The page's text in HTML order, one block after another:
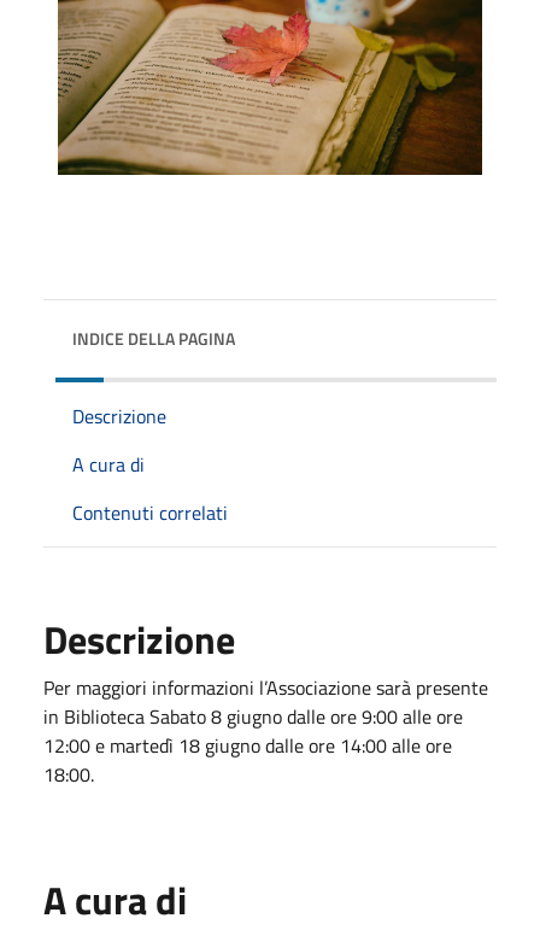
INDICE DELLA PAGINA
Descrizione
A cura di
Contenuti correlati
Descrizione
Per maggiori informazioni l’Associazione sarà presente
in Biblioteca Sabato 8 giugno dalle ore 9:00 alle ore
12:00 e martedì 18 giugno dalle ore 14:00 alle ore
18:00.
A cura di